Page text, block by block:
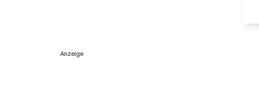
Anzeige